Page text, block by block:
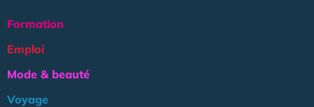
Formation
Emploi
Mode & beauté
Voyage